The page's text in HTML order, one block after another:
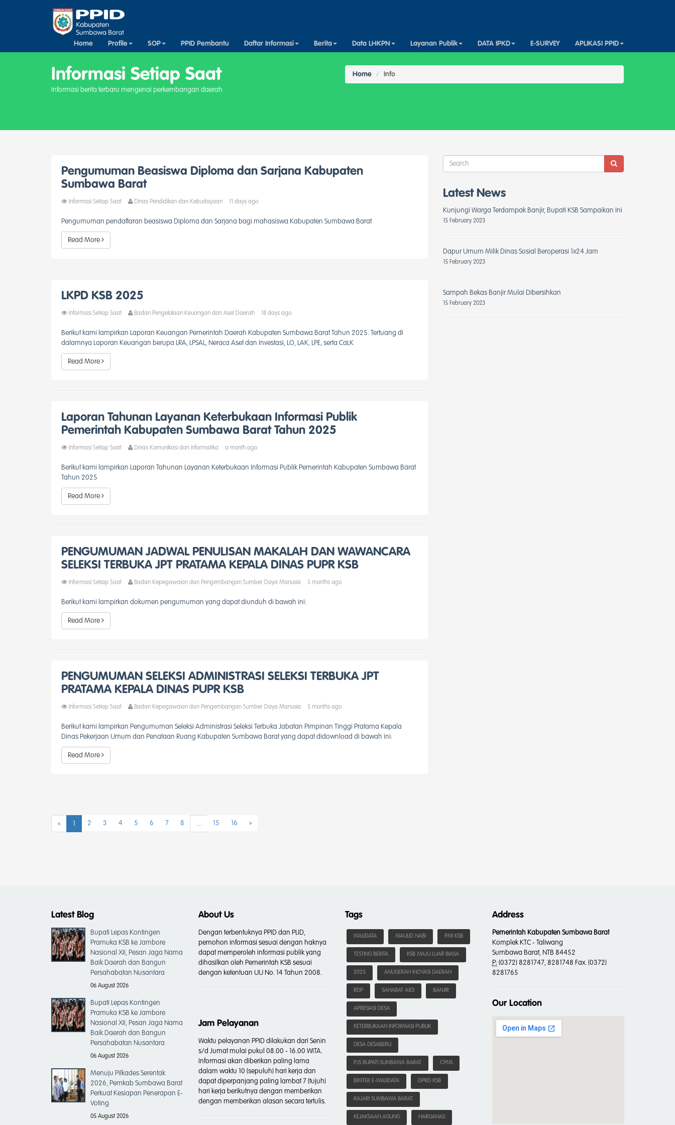
Home Profile SOP PPID Pembantu Daftar Informasi Berita Data LHKPN Layanan Publik DATA IPKD E-SURVEY APLIKASI PPID
Informasi Setiap Saat
Informasi berita terbaru mengenai perkembangan daerah
Home Info
Latest News
Kunjungi Warga Terdampak Banjir, Bupati KSB Sampaikan Ini
15 February 2023
Dapur Umum Milik Dinas Sosial Beroperasi 1x24 Jam
15 February 2023
Sampah Bekas Banjir Mulai Dibersihkan
15 February 2023
Pengumuman Beasiswa Diploma dan Sarjana Kabupaten
Sumbawa Barat
Informasi Setiap Saat Dinas Pendidikan dan Kebudayaan 11 days ago
Pengumuman pendaftaran beasiswa Diploma dan Sarjana bagi mahasiswa Kabupaten Sumbawa Barat
Read More
LKPD KSB 2025
Informasi Setiap Saat Badan Pengelolaan Keuangan dan Aset Daerah 18 days ago
Berikut kami lampirkan Laporan Keuangan Pemerintah Daerah Kabupaten Sumbawa Barat Tahun 2025. Tertuang di
dalamnya Laporan Keuangan berupa LRA, LPSAL, Neraca Aset dan Investasi, LO, LAK, LPE, serta CaLK
Read More
Laporan Tahunan Layanan Keterbukaan Informasi Publik
Pemerintah Kabupaten Sumbawa Barat Tahun 2025
Informasi Setiap Saat Dinas Komunikasi dan Informatika a month ago
Berikut kami lampirkan Laporan Tahunan Layanan Keterbukaan Informasi Publik Pemerintah Kabupaten Sumbawa Barat
Tahun 2025
Read More
PENGUMUMAN JADWAL PENULISAN MAKALAH DAN WAWANCARA
SELEKSI TERBUKA JPT PRATAMA KEPALA DINAS PUPR KSB
Informasi Setiap Saat Badan Kepegawaian dan Pengembangan Sumber Daya Manusia 5 months ago
Berikut kami lampirkan dokumen pengumuman yang dapat diunduh di bawah ini:
Read More
PENGUMUMAN SELEKSI ADMINISTRASI SELEKSI TERBUKA JPT
PRATAMA KEPALA DINAS PUPR KSB
Informasi Setiap Saat Badan Kepegawaian dan Pengembangan Sumber Daya Manusia 5 months ago
Berikut kami lampirkan Pengumuman Seleksi Administrasi Seleksi Terbuka Jabatan Pimpinan Tinggi Pratama Kepala
Dinas Pekerjaan Umum dan Penataan Ruang Kabupaten Sumbawa Barat yang dapat didownload di bawah ini:
Read More
« 2 3 4 5 6 7 8 ... 15 16 »
Latest Blog
Bupati Lepas Kontingen
Pramuka KSB ke Jambore
Nasional XII, Pesan Jaga Nama
Baik Daerah dan Bangun
Persahabatan Nusantara
06 August 2026
Bupati Lepas Kontingen
Pramuka KSB ke Jambore
Nasional XII, Pesan Jaga Nama
Baik Daerah dan Bangun
Persahabatan Nusantara
06 August 2026
Menuju Pilkades Serentak
2026, Pemkab Sumbawa Barat
Perkuat Kesiapan Penerapan E-
Voting
05 August 2026
About Us
Dengan terbentuknya PPID dan PLID,
pemohon informasi sesuai dengan haknya
dapat memperoleh informasi publik yang
dihasilkan oleh Pemerintah KSB sesuai
dengan ketentuan UU No. 14 Tahun 2008.
Jam Pelayanan
Waktu pelayanan PPID dilakukan dari Senin
s/d Jumat mulai pukul 08.00 - 16.00 WITA.
Informasi akan diberikan paling lama
dalam waktu 10 (sepuluh) hari kerja dan
dapat diperpanjang paling lambat 7 (tujuh)
hari kerja berikutnya dengan memberikan
dengan memberikan alasan secara tertulis.
Tags
WALIDATA MAULID NABI PMI KSB
TESTING BERITA KSB MAJU LUAR BIASA
2025 ANUGERAH INOVASI DAERAH
RDP SAHABAT A83 BANJIR
APRESIASI DESA
KETERBUKAAN INFORMASI PUBLIK
DESA DESABERU
PJS BUPATI SUMBAWA BARAT CPNS
BIMTEK E-WALIDATA DPRD KSB
KAJARI SUMBAWA BARAT
KEJAKSAAN AGUNG HARGANAS
Address
Pemerintah Kabupaten Sumbawa Barat
Komplek KTC - Taliwang
Sumbawa Barat, NTB 84452
P:(0372) 8281747, 8281748 Fax. (0372)
8281765
Our Location